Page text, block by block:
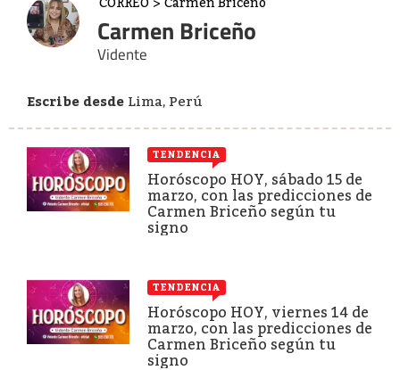
Carmen Briceño
Vidente
Escribe desde Lima, Perú
TENDENCIA
Horóscopo HOY, sábado 15 de
marzo, con las predicciones de
Carmen Briceño según tu
signo
TENDENCIA
Horóscopo HOY, viernes 14 de
marzo, con las predicciones de
Carmen Briceño según tu
signo